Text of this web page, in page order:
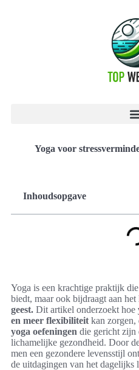
Yoga voor
Inhoudsopgave
Yoga is een krachtige praktijk
biedt, maar ook bijdraagt aan het
geest. Dit artikel onderzoekt hoe
en meer flexibiliteit kan zorgen,
yoga oefeningen die gericht zijn
lichamelijke gezondheid. Door
men een gezondere levensstijl
de uitdagingen van het dagelijks